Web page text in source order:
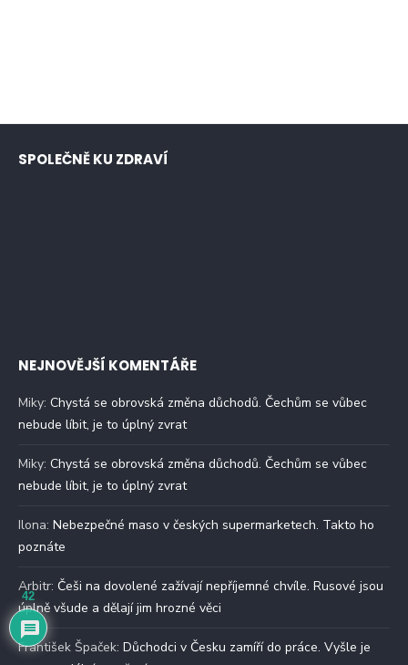
SPOLEČNĚ KU ZDRAVÍ
NEJNOVĚJŠÍ KOMENTÁŘE
Miky: Chystá se obrovská změna důchodů. Čechům se vůbec
nebude líbit, je to úplný zvrat
Miky: Chystá se obrovská změna důchodů. Čechům se vůbec
nebude líbit, je to úplný zvrat
Ilona: Nebezpečné maso v českých supermarketech. Takto ho
poznáte
Arbitr: Češi na dovolené zažívají nepříjemné chvíle. Rusové jsou
úplně všude a dělají jim hrozné věci
František Špaček: Důchodci v Česku zamíří do práce. Vyšle je
42